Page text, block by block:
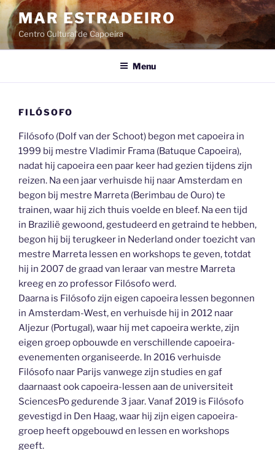
Ga
naar
de
inhoud
MAR ESTRADEIRO
Centro Cultural de Capoeira
Menu
FILÓSOFO
Filósofo (Dolf van der Schoot) begon met capoeira in
1999 bij mestre Vladimir Frama (Batuque Capoeira),
nadat hij capoeira een paar keer had gezien tijdens zijn
reizen. Na een jaar verhuisde hij naar Amsterdam en
begon bij mestre Marreta (Berimbau de Ouro) te
trainen, waar hij zich thuis voelde en bleef. Na een tijd
in Brazilië gewoond, gestudeerd en getraind te hebben,
begon hij bij terugkeer in Nederland onder toezicht van
mestre Marreta lessen en workshops te geven, totdat
hij in 2007 de graad van leraar van mestre Marreta
kreeg en zo professor Filósofo werd.
Daarna is Filósofo zijn eigen capoeira lessen begonnen
in Amsterdam-West, en verhuisde hij in 2012 naar
Aljezur (Portugal), waar hij met capoeira werkte, zijn
eigen groep opbouwde en verschillende capoeira-
evenementen organiseerde. In 2016 verhuisde
Filósofo naar Parijs vanwege zijn studies en gaf
daarnaast ook capoeira-lessen aan de universiteit
SciencesPo gedurende 3 jaar. Vanaf 2019 is Filósofo
gevestigd in Den Haag, waar hij zijn eigen capoeira-
groep heeft opgebouwd en lessen en workshops
geeft.